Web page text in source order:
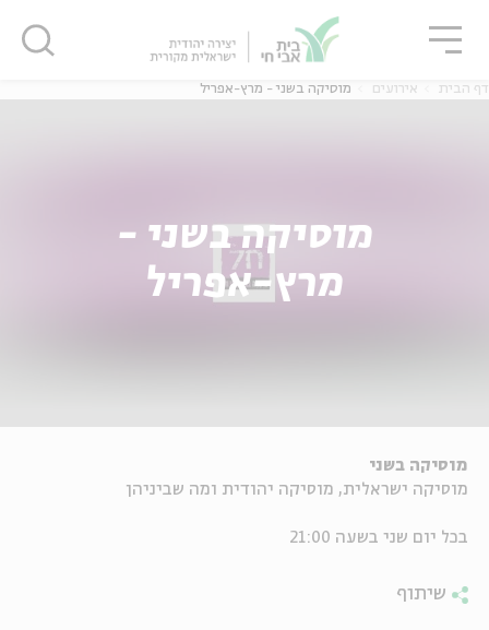
דף הבית אירועים מוסיקה בשני - מרץ-אפריל
מוסיקה בשני -
מרץ-אפריל
מוסיקה בשני
מוסיקה ישראלית, מוסיקה יהודית ומה שביניהן
בכל יום שני בשעה 21:00
שיתוף
סגור